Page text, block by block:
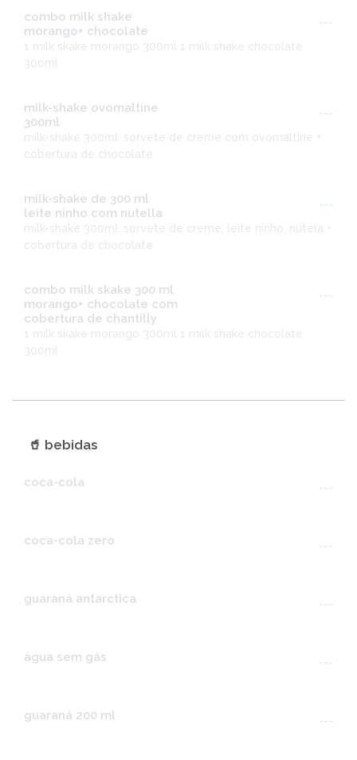
combo milk shake
morango+ chocolate
---
1 milk skake morango 300ml 1 milk shake chocolate
milk-shake ovomaltine
300ml
---
milk-shake 300ml: sorvete de creme com ovomaltine +
cobertura de chocolate
milk-shake de 300 ml
leite ninho com nutella
---
milk-shake 300ml: sorvete de creme, leite ninho, nutela +
cobertura de chocolate
combo milk skake 300 ml
morango+ chocolate com
cobertura de chantilly
---
1 milk skake morango 300ml 1 milk shake chocolate
🥤 bebidas
coca-cola ---
coca-cola zero ---
guaraná antarctica ---
água sem gás ---
guaraná 200 ml ---